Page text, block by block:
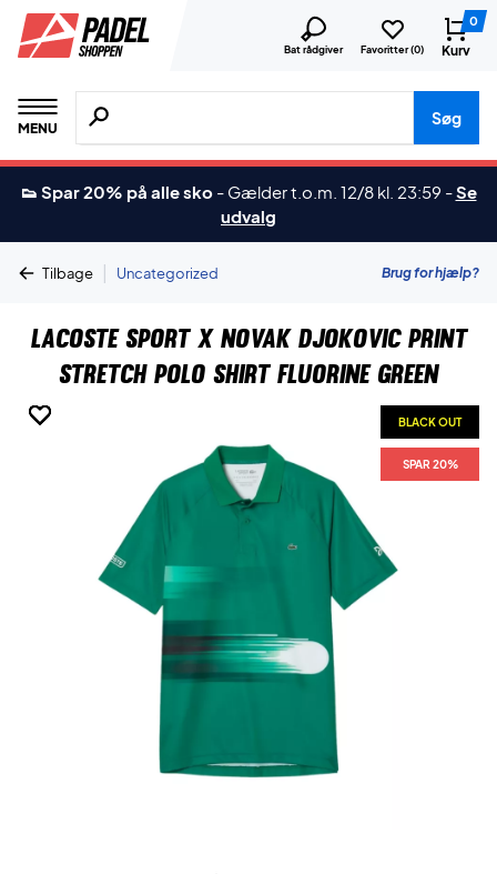
Bat rådgiver Favoritter (0)
0
Kurv
MENU
Søg efter produkter, mærker etc.
Søg
👟 Spar 20% på alle sko - Gælder t.o.m. 12/8 kl. 23:59 -Se
udvalg
Tilbage | Uncategorized Brug for hjælp?
Lacoste Sport x Novak Djokovic Print
Stretch Polo Shirt Fluorine Green
BLACK OUT
SPAR 20%
BLACK OUT
SPAR 20%
BLACK OUT
SPAR 20%
BLACK OUT
SPAR 20%
BLACK OUT
SPAR 20%
BLACK OUT
SPAR 20%